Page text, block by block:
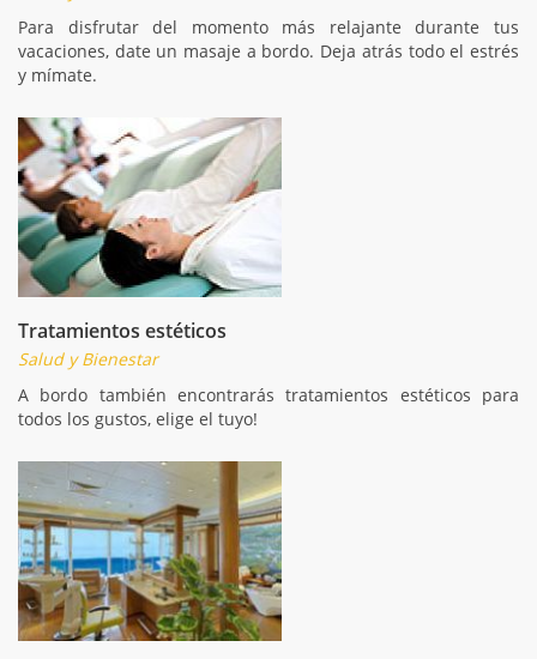
Para disfrutar del momento más relajante durante tus
vacaciones, date un masaje a bordo. Deja atrás todo el estrés
y mímate.
Tratamientos estéticos
Salud y Bienestar
A bordo también encontrarás tratamientos estéticos para
todos los gustos, elige el tuyo!